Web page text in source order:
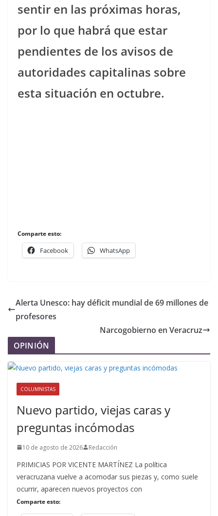
sentir en las próximas horas,
por lo que habrá que estar
pendientes de los avisos de
autoridades capitalinas sobre
esta situación en octubre.
Comparte esto:
Facebook WhatsApp
Alerta Unesco: hay déficit mundial de 69 millones de
profesores
Narcogobierno en Veracruz
OPINIÓN
COLUMNISTAS
Nuevo partido, viejas caras y
preguntas incómodas
10 de agosto de 2026 Redacción
PRIMICIAS POR VICENTE MARTÍNEZ La política
veracruzana vuelve a acomodar sus piezas y, como suele
ocurrir, aparecen nuevos proyectos con
Comparte esto: